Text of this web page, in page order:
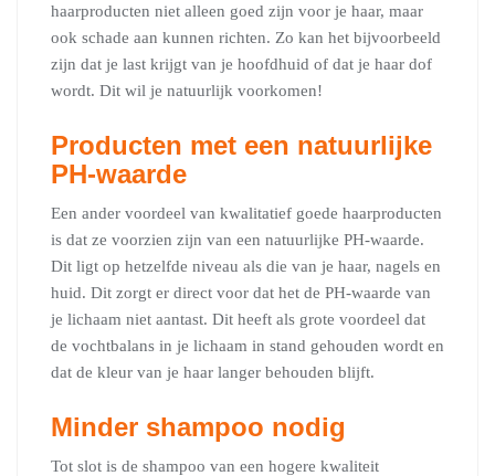
haarproducten niet alleen goed zijn voor je haar, maar
ook schade aan kunnen richten. Zo kan het bijvoorbeeld
zijn dat je last krijgt van je hoofdhuid of dat je haar dof
wordt. Dit wil je natuurlijk voorkomen!
Producten met een natuurlijke
PH-waarde
Een ander voordeel van kwalitatief goede haarproducten
is dat ze voorzien zijn van een natuurlijke PH-waarde.
Dit ligt op hetzelfde niveau als die van je haar, nagels en
huid. Dit zorgt er direct voor dat het de PH-waarde van
je lichaam niet aantast. Dit heeft als grote voordeel dat
de vochtbalans in je lichaam in stand gehouden wordt en
dat de kleur van je haar langer behouden blijft.
Minder shampoo nodig
Tot slot is de shampoo van een hogere kwaliteit